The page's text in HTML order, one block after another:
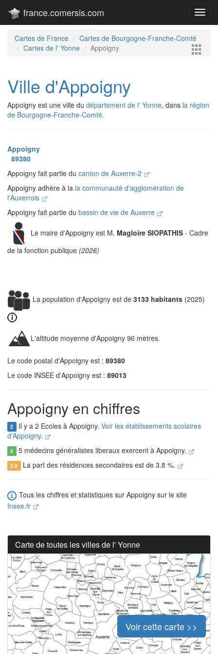
france.comersis.com
Cartes de France
Cartes de Bourgogne-Franche-Comté
Cartes de l' Yonne
Appoigny
Ville d'Appoigny
Appoigny est une ville du département de l' Yonne, dans la région
de Bourgogne-Franche-Comté.
Appoigny
89380
Appoigny fait partie du canton de Auxerre-2
Appoigny adhère à la la communauté d'agglomération de
l'Auxerrois
Appoigny fait partie du bassin de vie de Auxerre
Le maire d'Appoigny est M. Magloire SIOPATHIS - Cadre
de la fonction publique (2026)
La population d'Appoigny est de 3133 habitants (2025)
L'altitude moyenne d'Appoigny 96 mètres.
Le code postal d'Appoigny est : 89380
Le code INSEE d'Appoigny est : 89013
Appoigny en chiffres
2 Il y a 2 Ecoles à Appoigny. Voir les établissements scolaires
d'Appoigny.
5 5 médecins généralistes liberaux exercent à Appoigny.
3.8 La part des résidences secondaires est de 3.8 %.
Tous les chiffres et statistiques sur Appoigny sur le site
Insee.fr
Carte de toutes les villes de l' Yonne
Voir cette carte >>